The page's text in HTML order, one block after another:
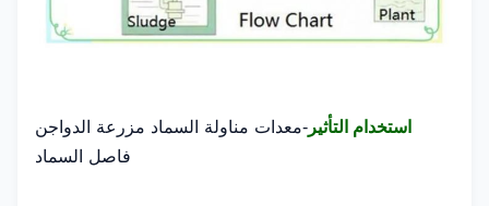
استخدام التأثير -معدات مناولة السماد مزرعة الدواجن
فاصل السماد